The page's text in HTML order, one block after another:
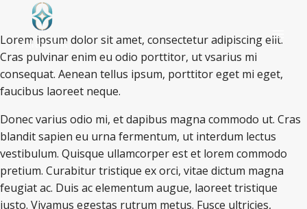
Lorem ipsum dolor sit amet, consectetur adipiscing elit.
Cras pulvinar enim eu odio porttitor, ut vsarius mi
consequat. Aenean tellus ipsum, porttitor eget mi eget,
faucibus laoreet neque.
Donec varius odio mi, et dapibus magna commodo ut. Cras
blandit sapien eu urna fermentum, ut interdum lectus
vestibulum. Quisque ullamcorper est et lorem commodo
pretium. Curabitur tristique ex orci, vitae dictum magna
feugiat ac. Duis ac elementum augue, laoreet tristique
justo. Vivamus egestas rutrum metus. Fusce ultricies,